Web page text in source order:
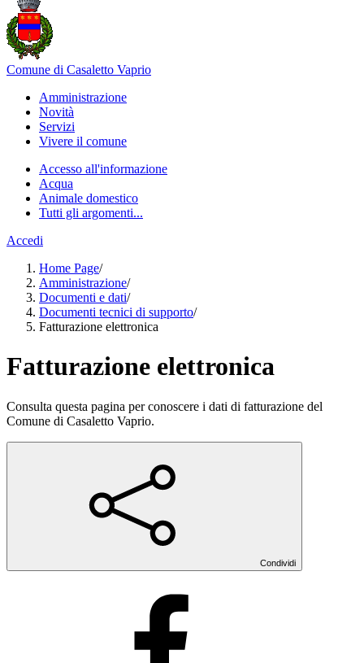
Comune di Casaletto Vaprio
Amministrazione
Novità
Servizi
Vivere il comune
Accesso all'informazione
Acqua
Animale domestico
Tutti gli argomenti...
Accedi
Home Page/
Amministrazione/
Documenti e dati/
Documenti tecnici di supporto/
Fatturazione elettronica
Fatturazione elettronica
Consulta questa pagina per conoscere i dati di fatturazione del
Comune di Casaletto Vaprio.
Condividi